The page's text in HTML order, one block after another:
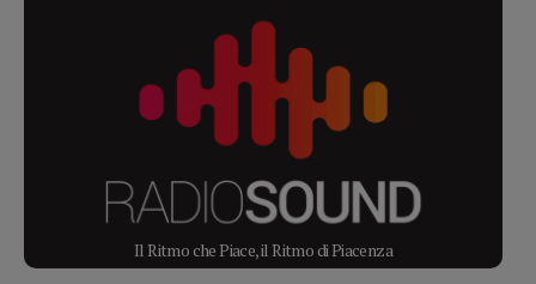
Il Ritmo che Piace, il Ritmo di Piacenza